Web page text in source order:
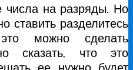
числа на разряды. Но
ставить разделитесь
можно сделать
сказать, что это